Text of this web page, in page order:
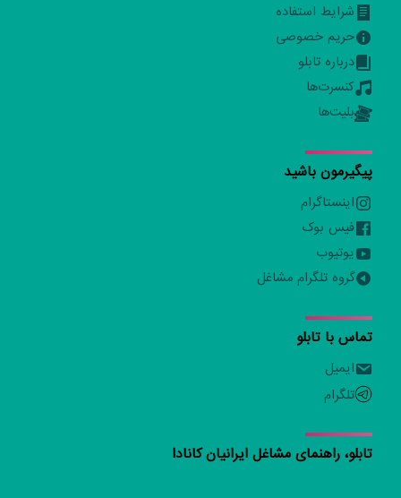
شرایط استفاده
حریم خصوصی
درباره تابلو
کنسرت‌ها
بلیت‌ها
پیگیرمون باشید
اینستاگرام
فیس بوک
یوتیوب
گروه تلگرام مشاغل
تماس با تابلو
ایمیل
تلگرام
تابلو، راهنمای مشاغل ایرانیان کانادا